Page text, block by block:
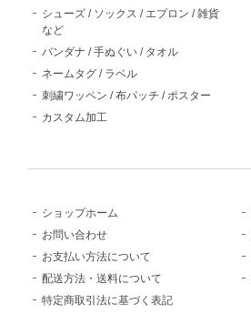
シューズ / ソックス / エプロン / 雑貨
など
バンダナ / 手ぬぐい / タオル
ネームタグ / ラベル
刺繍ワッペン / 布パッチ / ポスター
カスタム加工
ショップホーム
お問い合わせ
お支払い方法について
配送方法・送料について
特定商取引法に基づく表記